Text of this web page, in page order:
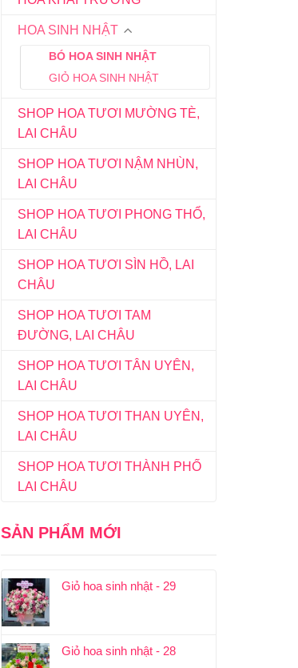
HOA SINH NHẬT
BÓ HOA SINH NHẬT
GIỎ HOA SINH NHẬT
SHOP HOA TƯƠI MƯỜNG TÈ,
LAI CHÂU
SHOP HOA TƯƠI NẬM NHÙN,
LAI CHÂU
SHOP HOA TƯƠI PHONG THỔ,
LAI CHÂU
SHOP HOA TƯƠI SÌN HỒ, LAI
CHÂU
SHOP HOA TƯƠI TAM
ĐƯỜNG, LAI CHÂU
SHOP HOA TƯƠI TÂN UYÊN,
LAI CHÂU
SHOP HOA TƯƠI THAN UYÊN,
LAI CHÂU
SHOP HOA TƯƠI THÀNH PHỐ
LAI CHÂU
SẢN PHẨM MỚI
Giỏ hoa sinh nhật - 29
Giỏ hoa sinh nhật - 28